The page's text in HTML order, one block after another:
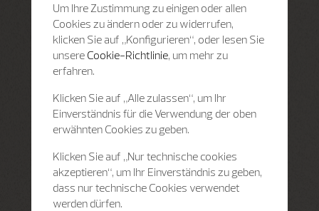
Um Ihre Zustimmung zu einigen oder allen
Cookies zu ändern oder zu widerrufen,
klicken Sie auf „Konfigurieren“, oder lesen Sie
unsere Cookie-Richtlinie, um mehr zu
erfahren.
Klicken Sie auf „Alle zulassen“, um Ihr
Einverständnis für die Verwendung der oben
erwähnten Cookies zu geben.
Klicken Sie auf „Nur technische cookies
akzeptieren“, um Ihr Einverständnis zu geben,
dass nur technische Cookies verwendet
werden dürfen.